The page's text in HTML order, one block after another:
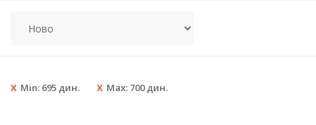
Min: 695 дин. Max: 700дин.